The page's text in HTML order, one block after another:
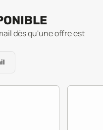
dès qu'une offre est